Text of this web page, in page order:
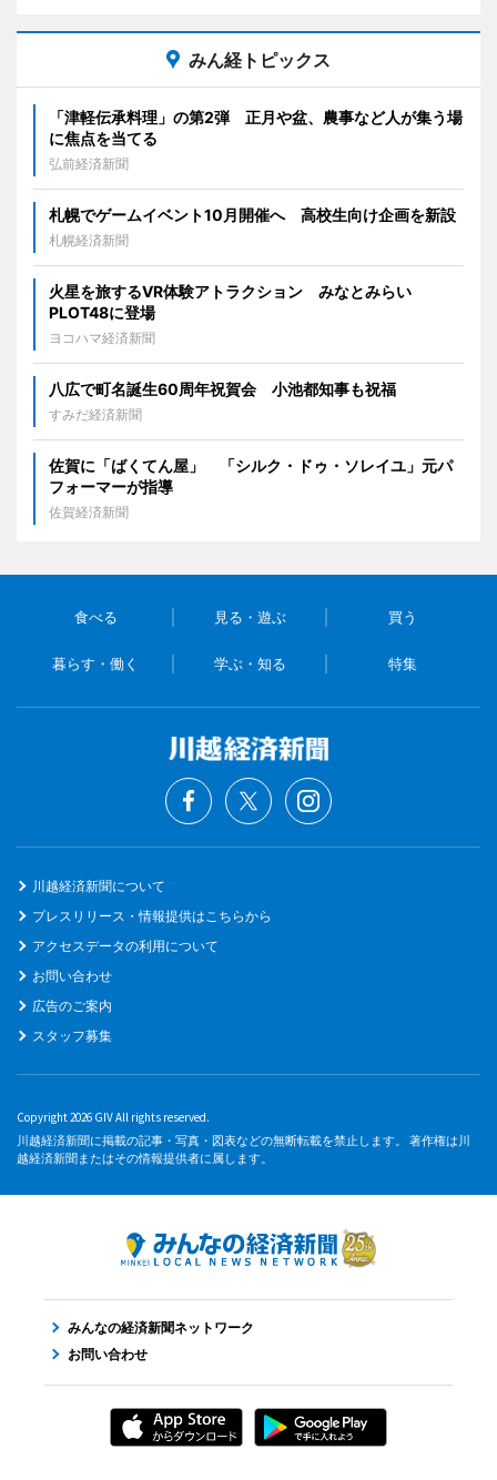
みん経トピックス
「津軽伝承料理」の第2弾 正月や盆、農事など人が集う場
に焦点を当てる
弘前経済新聞
札幌でゲームイベント10月開催へ 高校生向け企画を新設
札幌経済新聞
火星を旅するVR体験アトラクション みなとみらい
PLOT48に登場
ヨコハマ経済新聞
八広で町名誕生60周年祝賀会 小池都知事も祝福
すみだ経済新聞
佐賀に「ばくてん屋」 「シルク・ドゥ・ソレイユ」元パ
フォーマーが指導
佐賀経済新聞
食べる 見る・遊ぶ 買う
暮らす・働く 学ぶ・知る 特集
川越経済新聞について
プレスリリース・情報提供はこちらから
アクセスデータの利用について
お問い合わせ
広告のご案内
スタッフ募集
Copyright 2026 GIV All rights reserved.
川越経済新聞に掲載の記事・写真・図表などの無断転載を禁止します。 著作権は川
越経済新聞またはその情報提供者に属します。
みんなの経済新聞ネットワーク
お問い合わせ